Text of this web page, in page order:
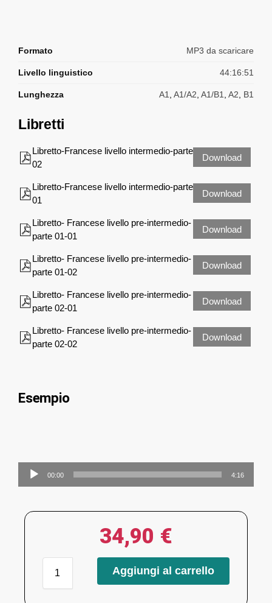
Formato MP3 da scaricare
Livello linguistico 44:16:51
Lunghezza A1 A1/A2 A1/B1 A2 B1
Libretti
Libretto-Francese livello intermedio-parte
02
Download
Libretto-Francese livello intermedio-parte
01
Download
Libretto- Francese livello pre-intermedio-
parte 01-01
Download
Libretto- Francese livello pre-intermedio-
parte 01-02
Download
Libretto- Francese livello pre-intermedio-
parte 02-01
Download
Libretto- Francese livello pre-intermedio-
parte 02-02
Download
Esempio
Audio
Player
00:00 4:16
34,90 €
Aggiungi al carrello